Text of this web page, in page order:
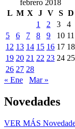
febrero 2018
L M X J V S D
1
2 3
4
5
6 7 8 9 10 11
12 13 14 15 16 17 18
19 20 21 22 23 24 25
26 27 28
« Ene
Mar »
Novedades
VER MÁS